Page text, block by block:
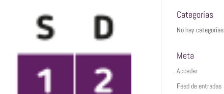
Categorías
No hay categorías
Meta
Acceder
Feed de entradas